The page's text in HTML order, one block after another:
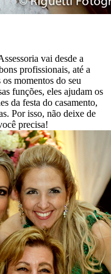
vai desde a
profissionais, até a
momentos do seu
funções, eles ajudam os
da festa do casamento,
Por isso, não deixe de
precisa!